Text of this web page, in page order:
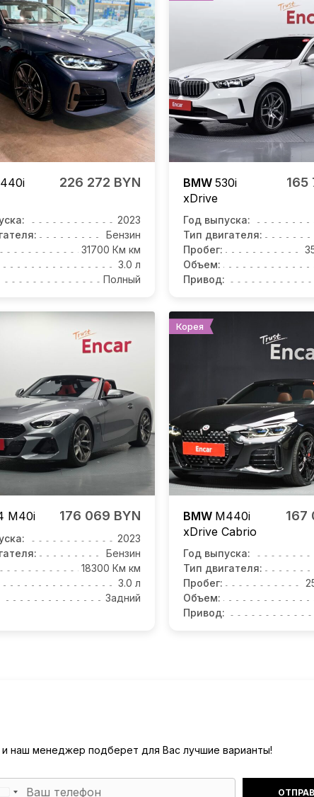
226 272 BYN
2023
Бензин
31700 Км км
3.0 л
Полный
BMW 530i
xDrive
165
Год выпуска:
Тип двигателя:
Пробег:
Объем:
Привод:
M40i 176 069 BYN
2023
Бензин
18300 Км км
3.0 л
Задний
Корея
BMW M440i
xDrive Cabrio
167
Год выпуска:
Тип двигателя:
Пробег:
Объем:
Привод:
наш менеджер подберет для Вас лучшие варианты!